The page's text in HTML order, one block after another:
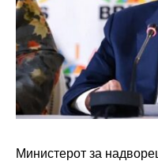
Министерот за